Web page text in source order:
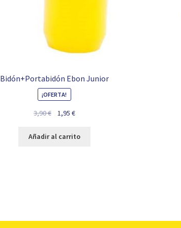
Bidón+Portabidón Ebon Junior
¡OFERTA!
3,90€
original
1,95 €El
actual
Añadir al carrito